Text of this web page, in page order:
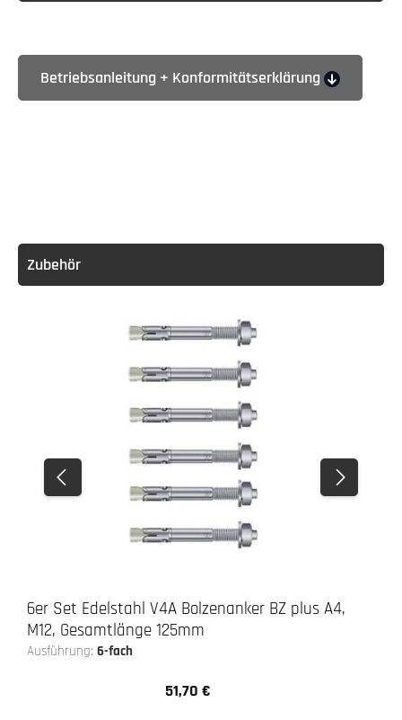
Betriebsanleitung + Konformitätserklärung
Zubehör
6er Set Edelstahl V4A Bolzenanker BZ plus A4,
M12, Gesamtlänge 125mm
Ausführung:6-fach
Regulärer Preis:
51,70 €